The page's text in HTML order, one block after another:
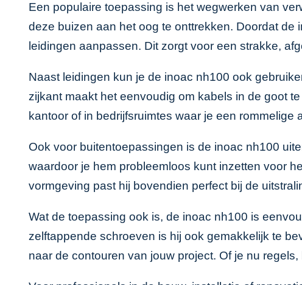
Een populaire toepassing is het wegwerken van
deze buizen aan het oog te onttrekken. Doordat
leidingen aanpassen. Dit zorgt voor een strakke,
Naast leidingen kun je de inoac nh100 ook
zijkant maakt het eenvoudig om kabels in de goot
kantoor of in bedrijfsruimtes waar je een
Ook voor buitentoepassingen is de inoac nh100
waardoor je hem probleemloos kunt inzetten voor
vormgeving past hij bovendien perfect bij de
Wat de toepassing ook is, de inoac nh100 is
zelftappende schroeven is hij ook gemakkelijk te
naar de contouren van jouw project. Of je nu